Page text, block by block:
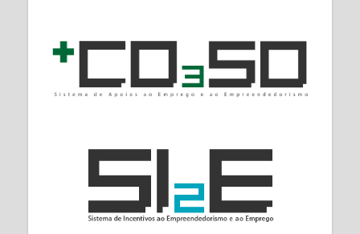
No PORTUGAL 2020, a 30 de junho de 2018,
estavam aprovados 4,5 mil milhões de euros
de fundos europeus para apoiar 6,9 mil
milhões de euros de investimento (elegível)